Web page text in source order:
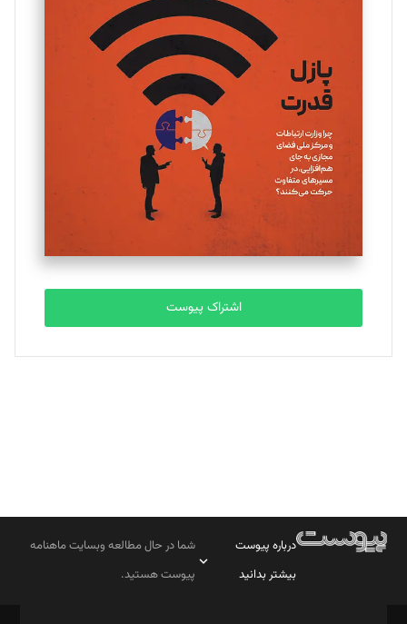
یسنا امان‌پور
تحریریه
ملینا جعفری
تحریریه
مصطفی مسجدی آرانی
تحریریه
بابک نقاش
تحریریه
اشتراک پیوست
درباره پیوست
بیشتر بدانید
شما در حال مطالعه وبسایت ماهنامه
پیوست هستید.